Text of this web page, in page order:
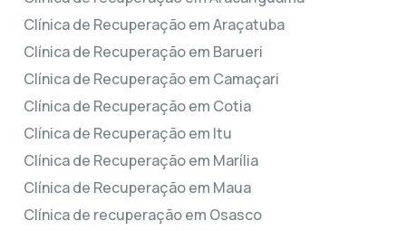
Clínica de Recuperação em Araçatuba
Clínica de Recuperação em Barueri
Clínica de Recuperação em Camaçari
Clínica de Recuperação em Cotia
Clínica de Recuperação em Itu
Clínica de Recuperação em Marília
Clínica de Recuperação em Maua
Clínica de recuperação em Osasco